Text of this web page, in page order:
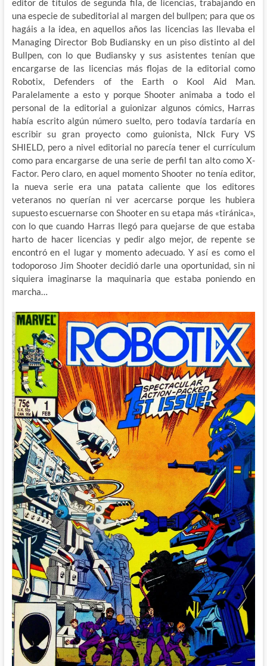
editor de títulos de segunda fila, de licencias, trabajando en
una especie de subeditorial al margen del bullpen; para que os
hagáis a la idea, en aquellos años las licencias las llevaba el
Managing Director Bob Budiansky en un piso distinto al del
Bullpen, con lo que Budiansky y sus asistentes tenían que
encargarse de las licencias más flojas de la editorial como
Robotix, Defenders of the Earth o Kool Aid Man.
Paralelamente a esto y porque Shooter animaba a todo el
personal de la editorial a guionizar algunos cómics, Harras
había escrito algún número suelto, pero todavía tardaría en
escribir su gran proyecto como guionista, NIck Fury VS
SHIELD, pero a nivel editorial no parecía tener el currículum
como para encargarse de una serie de perfil tan alto como X-
Factor. Pero claro, en aquel momento Shooter no tenía editor,
la nueva serie era una patata caliente que los editores
veteranos no querían ni ver acercarse porque les hubiera
supuesto escuernarse con Shooter en su etapa más «tiránica»,
con lo que cuando Harras llegó para quejarse de que estaba
harto de hacer licencias y pedir algo mejor, de repente se
encontró en el lugar y momento adecuado. Y así es como el
todoporoso Jim Shooter decidió darle una oportunidad, sin ni
siquiera imaginarse la maquinaria que estaba poniendo en
marcha…